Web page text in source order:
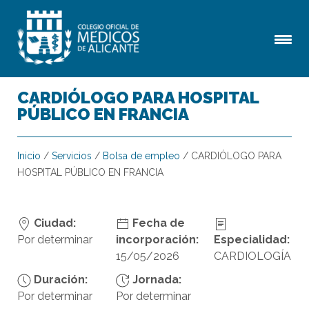
CARDIÓLOGO PARA HOSPITAL
PÚBLICO EN FRANCIA
Inicio / Servicios / Bolsa de empleo / CARDIÓLOGO PARA
HOSPITAL PÚBLICO EN FRANCIA
Ciudad:
Por determinar
Fecha de
incorporación:
15/05/2026
Especialidad:
CARDIOLOGÍA
Duración:
Por determinar
Jornada:
Por determinar